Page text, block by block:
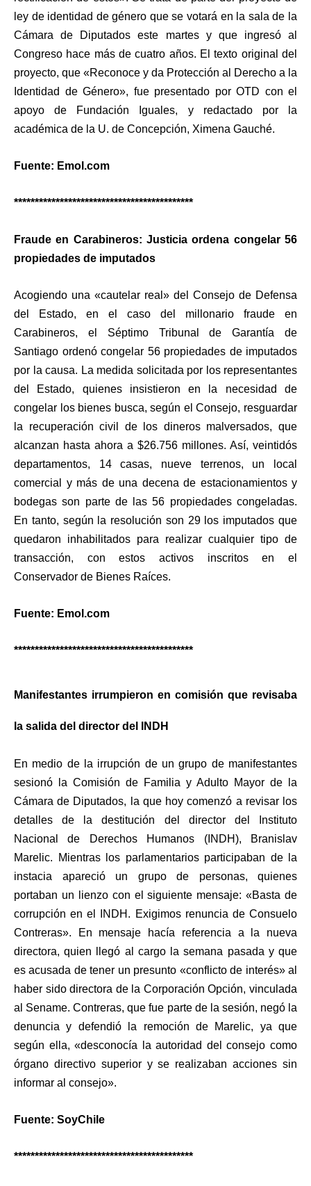
ley de identidad de género que se votará en la sala de la
Cámara de Diputados este martes y que ingresó al
Congreso hace más de cuatro años. El texto original del
proyecto, que «Reconoce y da Protección al Derecho a la
Identidad de Género», fue presentado por OTD con el
apoyo de Fundación Iguales, y redactado por la
académica de la U. de Concepción, Ximena Gauché.
Fuente: Emol.com
*******************************************
Fraude en Carabineros: Justicia ordena congelar 56
propiedades de imputados
Acogiendo una «cautelar real» del Consejo de Defensa
del Estado, en el caso del millonario fraude en
Carabineros, el Séptimo Tribunal de Garantía de
Santiago ordenó congelar 56 propiedades de imputados
por la causa. La medida solicitada por los representantes
del Estado, quienes insistieron en la necesidad de
congelar los bienes busca, según el Consejo, resguardar
la recuperación civil de los dineros malversados, que
alcanzan hasta ahora a $26.756 millones. Así, veintidós
departamentos, 14 casas, nueve terrenos, un local
comercial y más de una decena de estacionamientos y
bodegas son parte de las 56 propiedades congeladas.
En tanto, según la resolución son 29 los imputados que
quedaron inhabilitados para realizar cualquier tipo de
transacción, con estos activos inscritos en el
Conservador de Bienes Raíces.
Fuente: Emol.com
*******************************************
Manifestantes irrumpieron en comisión que revisaba
la salida del director del INDH
En medio de la irrupción de un grupo de manifestantes
sesionó la Comisión de Familia y Adulto Mayor de la
Cámara de Diputados, la que hoy comenzó a revisar los
detalles de la destitución del director del Instituto
Nacional de Derechos Humanos (INDH), Branislav
Marelic. Mientras los parlamentarios participaban de la
instacia apareció un grupo de personas, quienes
portaban un lienzo con el siguiente mensaje: «Basta de
corrupción en el INDH. Exigimos renuncia de Consuelo
Contreras». En mensaje hacía referencia a la nueva
directora, quien llegó al cargo la semana pasada y que
es acusada de tener un presunto «conflicto de interés» al
haber sido directora de la Corporación Opción, vinculada
al Sename. Contreras, que fue parte de la sesión, negó la
denuncia y defendió la remoción de Marelic, ya que
según ella, «desconocía la autoridad del consejo como
órgano directivo superior y se realizaban acciones sin
informar al consejo».
Fuente: SoyChile
*******************************************